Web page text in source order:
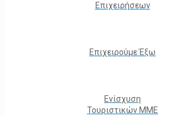
Επιχειρήσεων
Επιχειρούμε Έξω
Ενίσχυση
Τουριστικών ΜΜΕ